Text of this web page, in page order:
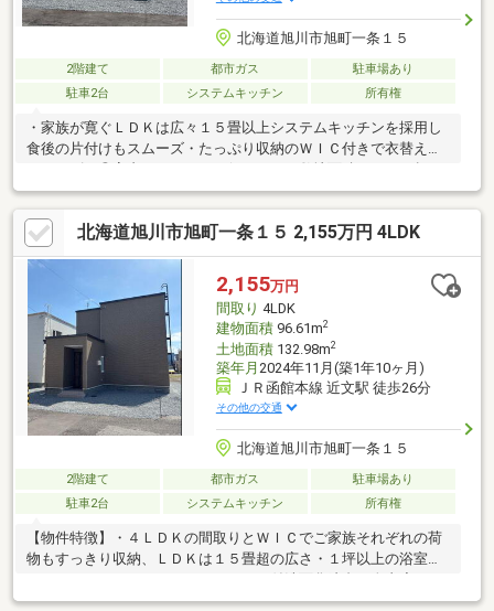
北海道旭川市旭町一条１５
2階建て 都市ガス
駐車場あり
駐車2台
システムキッチン 所有権
・家族が寛ぐＬＤＫは広々１５畳以上システムキッチンを採用し
食後の片付けもスムーズ・たっぷり収納のＷＩＣ付きで衣替えも
駐車スペース２台確保で来客時も安心♪・建物面積９９㎡の４ＬＤ
Ｋ、温水洗浄便座やＴＶモニタ付インターホンなど設備充実・幼
稚園、小中学校徒歩圏内で子育て世帯に嬉しい環境が整っていま
す♪【周辺環境】・さくらおか幼稚園：徒歩３分・北光小学校：徒
歩９分・北星中学校：徒歩１２分・セブン－イレブン旭川旭町
店：徒歩１分
北海道旭川市旭町一条１５ 2,155万円 4LDK
2,155万円
間取り 4LDK
建物面積96.61m2
土地面積132.98m2
築年月 2024年11月(築1年10ヶ月)
ＪＲ函館本線 近文駅 徒歩26分
その他の交通
北海道旭川市旭町一条１５
2階建て 都市ガス
駐車場あり
駐車2台
システムキッチン 所有権
【物件特徴】・４ＬＤＫの間取りとＷＩＣでご家族それぞれの荷
物もすっきり収納、ＬＤＫは１５畳超の広さ・１坪以上の浴室で
ムーズに・都市ガス対応のシステムキッチンで毎日のお料理が効